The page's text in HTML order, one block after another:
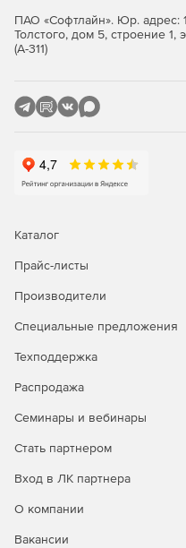
паролей дистанционно
интерфейс Password
синхронизации с
Premium).
Аудит и отчетность –
защищенный контроль
Enable в Cisco, SA в
пользователей и
Автоматический в ход
интерфейса без
ПАО «Софтлайн». Юр. адрес:
Толстого, дом 5, строение
(А-311)
Каталог
Прайс-листы
Производители
Специальные предложения
Техподдержка
Распродажа
Семинары и вебинары
Стать партнером
Вход в ЛК партнера
О компании
Вакансии